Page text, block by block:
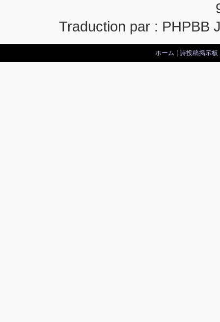
Traduction par : PHPBB
ホーム 詩投稿掲示板